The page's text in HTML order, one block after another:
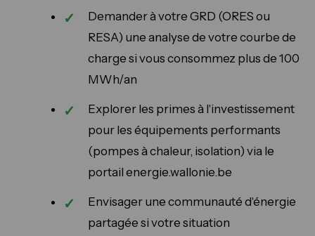
Demander à votre GRD (ORES ou
RESA) une analyse de votre courbe de
charge si vous consommez plus de 100
MWh/an
Explorer les primes à l'investissement
pour les équipements performants
(pompes à chaleur, isolation) via le
portail energie.wallonie.be
Envisager une communauté d'énergie
partagée si votre situation